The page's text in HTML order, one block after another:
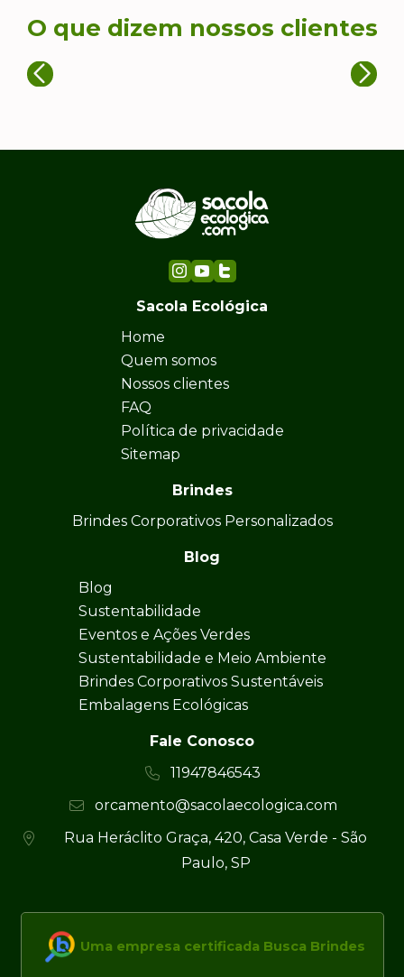
O que dizem nossos clientes
Sacola Ecológica
Home
Quem somos
Nossos clientes
FAQ
Política de privacidade
Sitemap
Brindes
Brindes Corporativos Personalizados
Blog
Blog
Sustentabilidade
Eventos e Ações Verdes
Sustentabilidade e Meio Ambiente
Brindes Corporativos Sustentáveis
Embalagens Ecológicas
Fale Conosco
11947846543
orcamento@sacolaecologica.com
Rua Heráclito Graça, 420, Casa Verde - São
Paulo, SP
Uma empresa certificada Busca Brindes